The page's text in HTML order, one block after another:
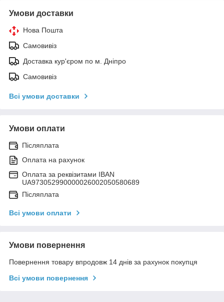
Умови доставки
Нова Пошта
Самовивіз
Доставка кур'єром по м. Дніпро
Самовивіз
Всі умови доставки
Умови оплати
Післяплата
Оплата на рахунок
Оплата за реквізитами IBAN
UA973052990000026002050580689
Післяплата
Всі умови оплати
Умови повернення
Повернення товару впродовж 14 днів за рахунок покупця
Всі умови повернення